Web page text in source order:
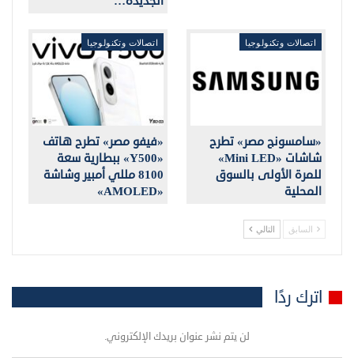
اتصالات وتكنولوجيا
«سامسونج مصر» تطرح
شاشات «Mini LED»
للمرة الأولى بالسوق
المحلية
اتصالات وتكنولوجيا
«فيفو مصر» تطرح هاتف
«Y500» ببطارية سعة
8100 مللي أمبير وشاشة
«AMOLED»
السابق التالي
اترك ردًا
لن يتم نشر عنوان بريدك الإلكتروني.